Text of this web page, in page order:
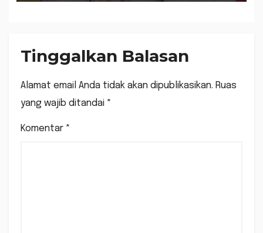
Tinggalkan Balasan
Alamat email Anda tidak akan dipublikasikan. Ruas
yang wajib ditandai *
Komentar *